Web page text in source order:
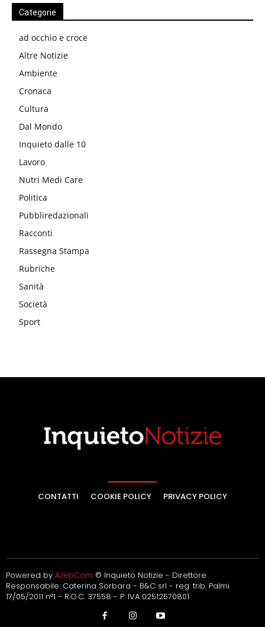
Categorie
ad occhio e croce
Altre Notizie
Ambiente
Cronaca
Cultura
Dal Mondo
Inquieto dalle 10
Lavoro
Nutri Medi Care
Politica
Pubbliredazionali
Racconti
Rassegna Stampa
Rubriche
Sanità
Società
Sport
CONTATTI COOKIE POLICY PRIVACY POLICY
Powered by AJepCom © Inquieto Notizie - Direttore
Responsabile: Caterina Sorbara - B&C srl - reg. trib. Palmi
17/05/2011 n°1 - R.O.C. 37558 - P. IVA 02512570801